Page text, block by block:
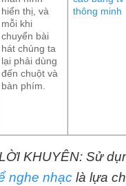
hiển thị, và
mỗi khi
chuyển bài
hát chúng ta
lại phải dùng
đến chuột và
bàn phím.
thông minh
KHUYÊN: Sử
nghe nhạc là lựa